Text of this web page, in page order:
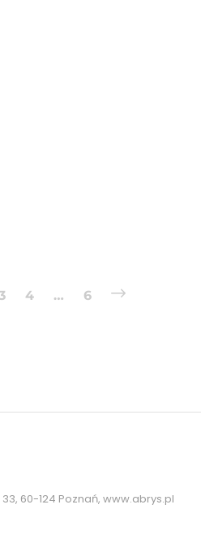
4 … 6
60-124 Poznań, www.abrys.pl